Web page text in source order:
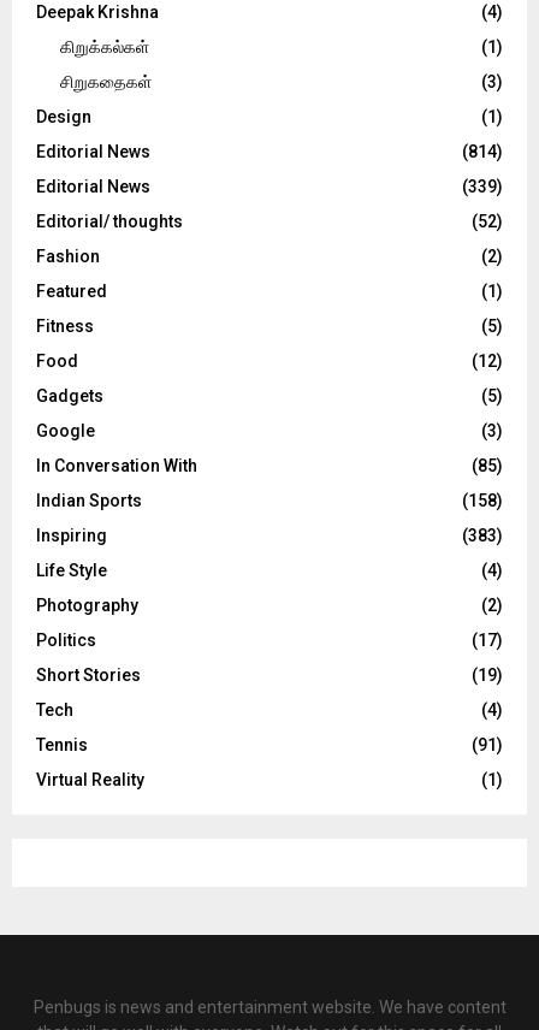
Deepak Krishna
(4)
கிறுக்கல்கள்
(1)
சிறுகதைகள்
(3)
Design
(1)
Editorial News
(814)
Editorial News
(339)
Editorial/ thoughts
(52)
Fashion
(2)
Featured
(1)
Fitness
(5)
Food
(12)
Gadgets
(5)
Google
(3)
In Conversation With
(85)
Indian Sports
(158)
Inspiring
(383)
Life Style
(4)
Photography
(2)
Politics
(17)
Short Stories
(19)
Tech
(4)
Tennis
(91)
Virtual Reality
(1)
Penbugs is news and entertainment website. We have content